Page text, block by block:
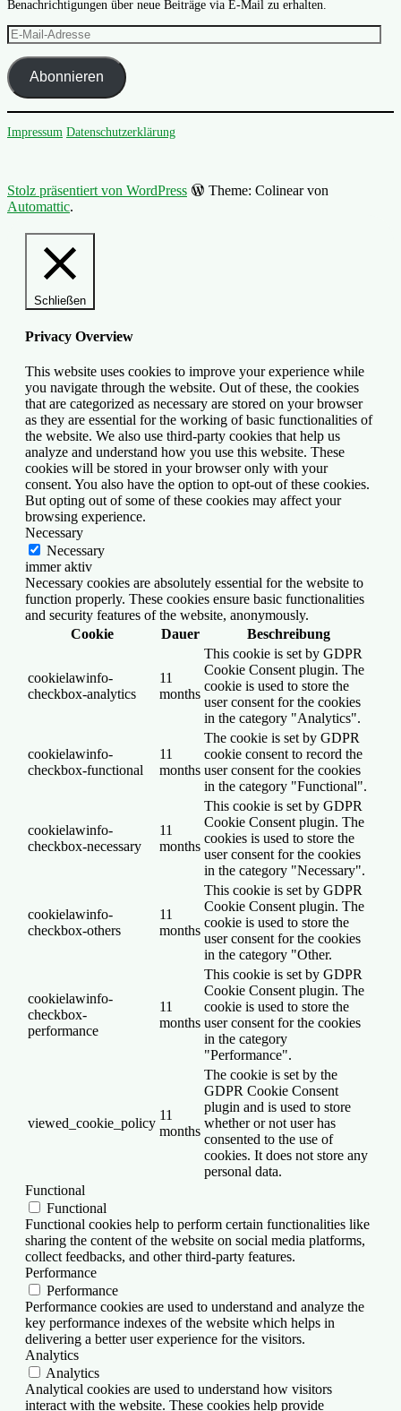
Benachrichtigungen über neue Beiträge via E-Mail zu erhalten.
E-
Mail-
Adresse
Abonnieren
Impressum Datenschutzerklärung
Stolz präsentiert von WordPress
Theme: Colinear von
Automattic.
Schließen
Privacy Overview
This website uses cookies to improve your experience while
you navigate through the website. Out of these, the cookies
that are categorized as necessary are stored on your browser
as they are essential for the working of basic functionalities of
the website. We also use third-party cookies that help us
analyze and understand how you use this website. These
cookies will be stored in your browser only with your
consent. You also have the option to opt-out of these cookies.
But opting out of some of these cookies may affect your
browsing experience.
Necessary
Necessary
immer aktiv
Necessary cookies are absolutely essential for the website to
function properly. These cookies ensure basic functionalities
and security features of the website, anonymously.
Cookie
Dauer Beschreibung
cookielawinfo-
checkbox-analytics
11
months
This cookie is set by GDPR
Cookie Consent plugin. The
cookie is used to store the
user consent for the cookies
in the category "Analytics".
cookielawinfo-
checkbox-functional
11
months
The cookie is set by GDPR
cookie consent to record the
user consent for the cookies
in the category "Functional".
cookielawinfo-
checkbox-necessary
11
months
This cookie is set by GDPR
Cookie Consent plugin. The
cookies is used to store the
user consent for the cookies
in the category "Necessary".
cookielawinfo-
checkbox-others
11
months
This cookie is set by GDPR
Cookie Consent plugin. The
cookie is used to store the
user consent for the cookies
in the category "Other.
cookielawinfo-
checkbox-
performance
11
months
This cookie is set by GDPR
Cookie Consent plugin. The
cookie is used to store the
user consent for the cookies
in the category
"Performance".
viewed_cookie_policy
11
months
The cookie is set by the
GDPR Cookie Consent
plugin and is used to store
whether or not user has
consented to the use of
cookies. It does not store any
personal data.
Functional
Functional
Functional cookies help to perform certain functionalities like
sharing the content of the website on social media platforms,
collect feedbacks, and other third-party features.
Performance
Performance
Performance cookies are used to understand and analyze the
key performance indexes of the website which helps in
delivering a better user experience for the visitors.
Analytics
Analytics
Analytical cookies are used to understand how visitors
interact with the website. These cookies help provide